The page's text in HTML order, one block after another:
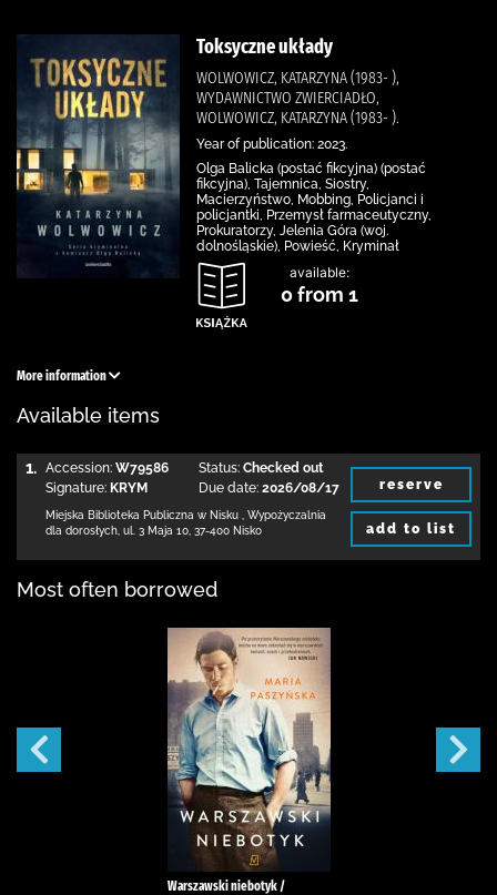
Toksyczne układy
WOLWOWICZ, KATARZYNA (1983- ),
WYDAWNICTWO ZWIERCIADŁO,
WOLWOWICZ, KATARZYNA (1983- ).
Year of publication: 2023.
Olga Balicka (postać fikcyjna) (postać
fikcyjna), Tajemnica, Siostry,
Macierzyństwo, Mobbing, Policjanci i
policjantki, Przemysł farmaceutyczny,
Prokuratorzy, Jelenia Góra (woj.
dolnośląskie), Powieść, Kryminał
available:
0 from 1
More information
Available items
1. Accession: W79586
Signature: KRYM
Status: Checked out
Due date: 2026/08/17
Miejska Biblioteka Publiczna w Nisku
Wypożyczalnia
dla dorosłych, ul. 3 Maja 10 37-400 Nisko
reserve
add to list
Most often borrowed
Warszawski niebotyk /